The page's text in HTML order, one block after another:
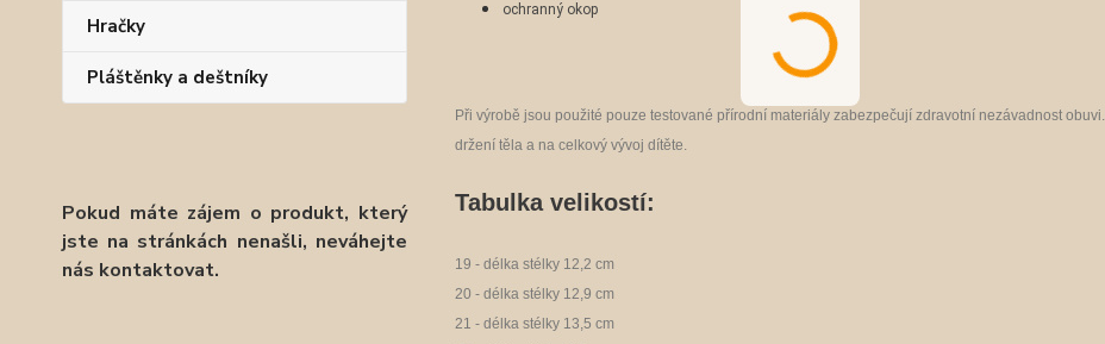
Hračky
Pláštěnky a deštníky
Pokud máte zájem o produkt, který
jste na stránkách nenašli, neváhejte
nás kontaktovat.
ochranný okop
Při výrobě jsou použité pouze testované přírodní materiály zabezpečují zdravotní nezávadnost
držení těla a na celkový vývoj dítěte.
Tabulka velikostí:
19 - délka stélky 12,2 cm
20 - délka stélky 12,9 cm
21 - délka stélky 13,5 cm